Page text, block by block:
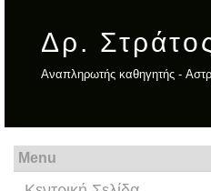
Δρ.
Αναπληρωτής καθηγητής -
Menu